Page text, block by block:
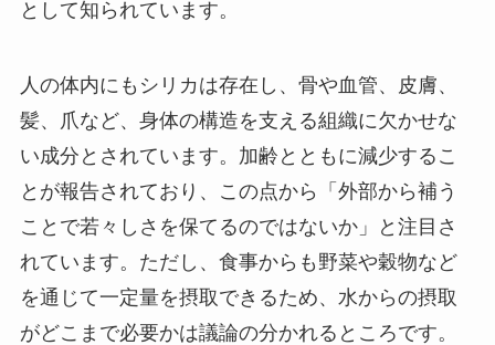
として知られています。
人の体内にもシリカは存在し、骨や血管、皮膚、
髪、爪など、身体の構造を支える組織に欠かせな
い成分とされています。加齢とともに減少するこ
とが報告されており、この点から「外部から補う
ことで若々しさを保てるのではないか」と注目さ
れています。ただし、食事からも野菜や穀物など
を通じて一定量を摂取できるため、水からの摂取
がどこまで必要かは議論の分かれるところです。